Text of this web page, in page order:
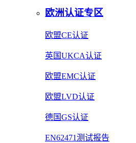
欧洲认证专区
欧盟CE认证
英国UKCA认证
欧盟EMC认证
欧盟LVD认证
德国GS认证
EN62471测试报告